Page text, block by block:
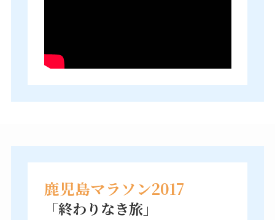
鹿児島マラソン2017
「終わりなき旅」